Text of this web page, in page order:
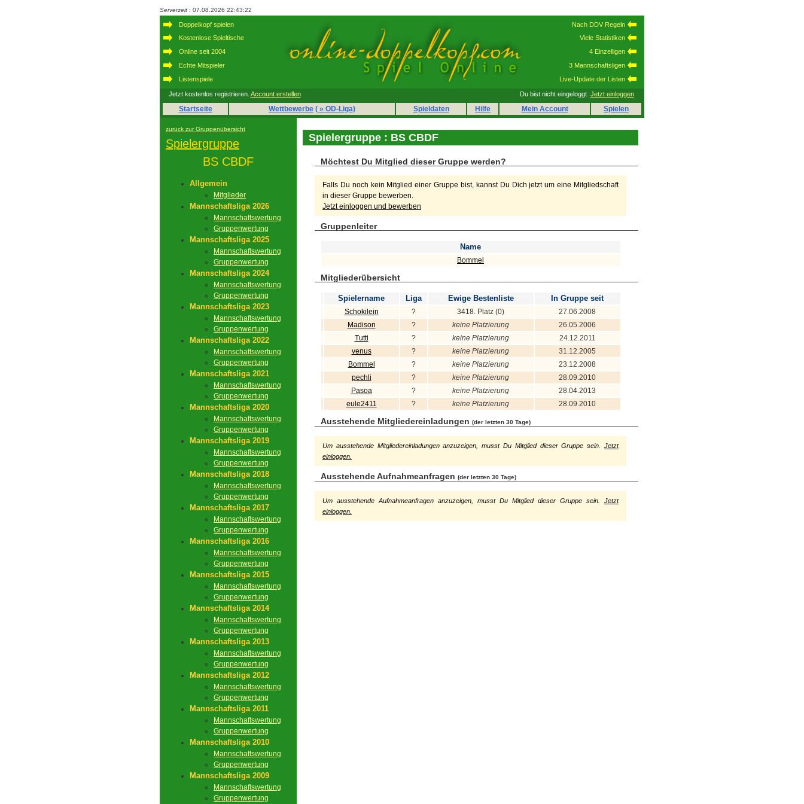
Serverzeit : 07.08.2026 22:43:22
Doppelkopf spielen
Kostenlose Spieltische
Online seit 2004
Echte Mitspieler
Listenspiele
Nach DDV Regeln
Viele Statistiken
4 Einzelligen
3 Mannschaftsligen
Live-Update der Listen
Jetzt kostenlos registrieren. Account erstellen. Du bist nicht eingeloggt. Jetzt einloggen.
Startseite Wettbewerbe ( » OD-Liga) Spieldaten Hilfe Mein Account Spielen
zurück zur Gruppenübersicht
Spielergruppe
BS CBDF
Allgemein
Mitglieder
Mannschaftsliga 2026
Mannschaftswertung
Gruppenwertung
Mannschaftsliga 2025
Mannschaftswertung
Gruppenwertung
Mannschaftsliga 2024
Mannschaftswertung
Gruppenwertung
Mannschaftsliga 2023
Mannschaftswertung
Gruppenwertung
Mannschaftsliga 2022
Mannschaftswertung
Gruppenwertung
Mannschaftsliga 2021
Mannschaftswertung
Gruppenwertung
Mannschaftsliga 2020
Mannschaftswertung
Gruppenwertung
Mannschaftsliga 2019
Mannschaftswertung
Gruppenwertung
Mannschaftsliga 2018
Mannschaftswertung
Gruppenwertung
Mannschaftsliga 2017
Mannschaftswertung
Gruppenwertung
Mannschaftsliga 2016
Mannschaftswertung
Gruppenwertung
Mannschaftsliga 2015
Mannschaftswertung
Gruppenwertung
Mannschaftsliga 2014
Mannschaftswertung
Gruppenwertung
Mannschaftsliga 2013
Mannschaftswertung
Gruppenwertung
Mannschaftsliga 2012
Mannschaftswertung
Gruppenwertung
Mannschaftsliga 2011
Mannschaftswertung
Gruppenwertung
Mannschaftsliga 2010
Mannschaftswertung
Gruppenwertung
Mannschaftsliga 2009
Mannschaftswertung
Gruppenwertung
Spielergruppe : BS CBDF
Möchtest Du Mitglied dieser Gruppe werden?
Falls Du noch kein Mitglied einer Gruppe bist, kannst Du Dich jetzt um eine Mitgliedschaft
in dieser Gruppe bewerben.
Jetzt einloggen und bewerben
Gruppenleiter
Name
Bommel
Mitgliederübersicht
Spielername Liga Ewige Bestenliste In Gruppe seit
Schokilein ? 3418. Platz (0)
27.06.2008
Madison
? keine Platzierung
26.05.2006
Tutti
? keine Platzierung
24.12.2011
venus
? keine Platzierung
31.12.2005
Bommel
? keine Platzierung
23.12.2008
pechli
? keine Platzierung
28.09.2010
Pasoa
? keine Platzierung
28.04.2013
eule2411
? keine Platzierung 28.09.2010
Ausstehende Mitgliedereinladungen (der letzten 30 Tage)
Um ausstehende Mitgliedereinladungen anzuzeigen, musst Du Mitglied dieser Gruppe sein. Jetzt
einloggen.
Ausstehende Aufnahmeanfragen (der letzten 30 Tage)
Um ausstehende Aufnahmeanfragen anzuzeigen, musst Du Mitglied dieser Gruppe sein. Jetzt
einloggen.